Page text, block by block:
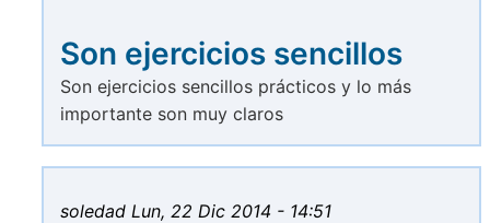
Son ejercicios sencillos
Son ejercicios sencillos prácticos y lo más
importante son muy claros
soledad Lun, 22 Dic 2014 - 14:51